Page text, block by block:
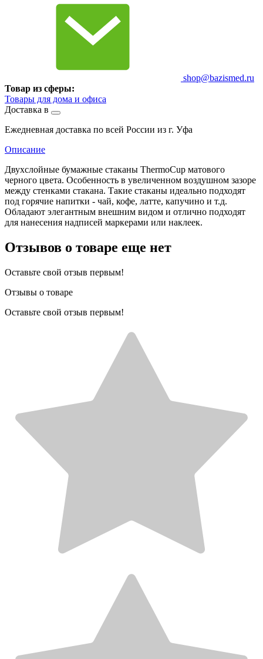
shop@bazismed.ru
Товар из сферы:
Товары для дома и офиса
Доставка в
Ежедневная доставка по всей России из г. Уфа
Описание
Двухслойные бумажные стаканы ThermoCup матового
черного цвета. Особенность в увеличенном воздушном зазоре
между стенками стакана. Такие стаканы идеально подходят
под горячие напитки - чай, кофе, латте, капучино и т.д.
Обладают элегантным внешним видом и отлично подходят
для нанесения надписей маркерами или наклеек.
Отзывов о товаре еще нет
Оставьте свой отзыв первым!
Отзывы о товаре
Оставьте свой отзыв первым!